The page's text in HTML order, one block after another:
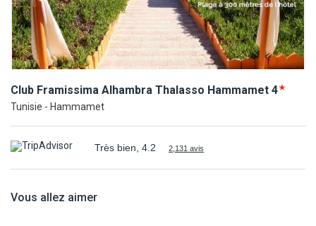
Club Framissima Alhambra Thalasso Hammamet 4
Tunisie - Hammamet
Très bien, 4.2 2,131 avis
Vous allez aimer